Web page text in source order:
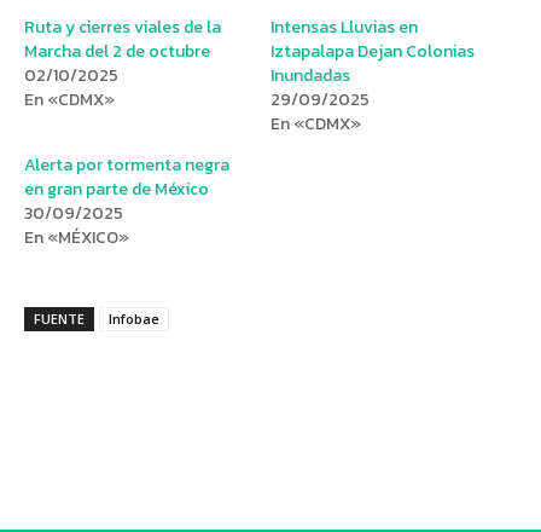
Ruta y cierres viales de la
Marcha del 2 de octubre
02/10/2025
En «CDMX»
Intensas Lluvias en
Iztapalapa Dejan Colonias
Inundadas
29/09/2025
En «CDMX»
Alerta por tormenta negra
en gran parte de México
30/09/2025
En «MÉXICO»
FUENTE Infobae